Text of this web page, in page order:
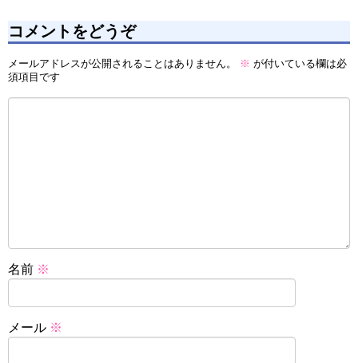
コメントをどうぞ
メールアドレスが公開されることはありません。 ※ が付いている欄は必
須項目です
名前 ※
メール ※